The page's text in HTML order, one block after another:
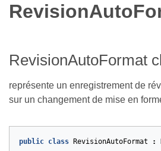
RevisionAutoFormat
représente un enregistrement de
sur un changement de mise en
public class RevisionAutoFormat :